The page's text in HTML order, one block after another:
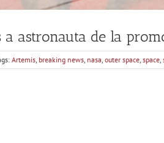
astronauta de la
Artemis, breaking news, nasa, outer space, space,